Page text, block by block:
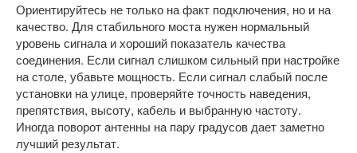
Ориентируйтесь не только на факт подключения, но и на
качество. Для стабильного моста нужен нормальный
уровень сигнала и хороший показатель качества
соединения. Если сигнал слишком сильный при настройке
на столе, убавьте мощность. Если сигнал слабый после
установки на улице, проверяйте точность наведения,
препятствия, высоту, кабель и выбранную частоту.
Иногда поворот антенны на пару градусов дает заметно
лучший результат.